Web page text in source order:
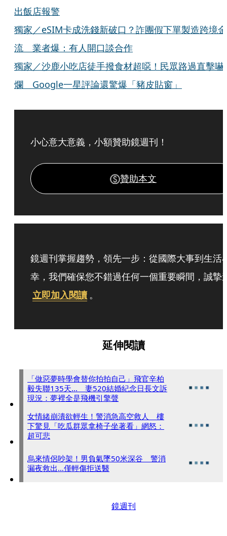
出飯店報警
獨家／eSIM卡成洗錢新破口？詐團假下單製造跨境金
流 業者爆：有人開口談合作
獨家／沙鹿小吃店徒手撥食材超噁！民眾路過直擊嚇
爛 Google一星評論還驚爆「豬皮貼窗」
小心意大意義，小額贊助鏡週刊！
贊助本文
鏡週刊掌握趨勢，領先一步：從國際大事到生活
幸，我們確保您不錯過任何一個重要瞬間，誠摯
立即加入閱讀 。
延伸閱讀
「做惡夢時學會替你拍拍自己」飛官辛柏
毅失聯135天... 妻520結婚紀念日長文訴
現況：夢裡全是飛機引擎聲
女情緒崩潰欲輕生！警消急高空救人 樓
下驚見「吃瓜群眾拿椅子坐著看」網怒：
超可悲
烏來情侶吵架！男負氣墜50米深谷 警消
漏夜救出…僅輕傷拒送醫
鏡週刊